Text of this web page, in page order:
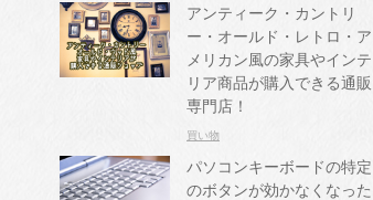
アンティーク・カントリ
ー・オールド・レトロ・ア
メリカン風の家具やインテ
リア商品が購入できる通販
専門店！
買い物
パソコンキーボードの特定
のボタンが効かなくなった